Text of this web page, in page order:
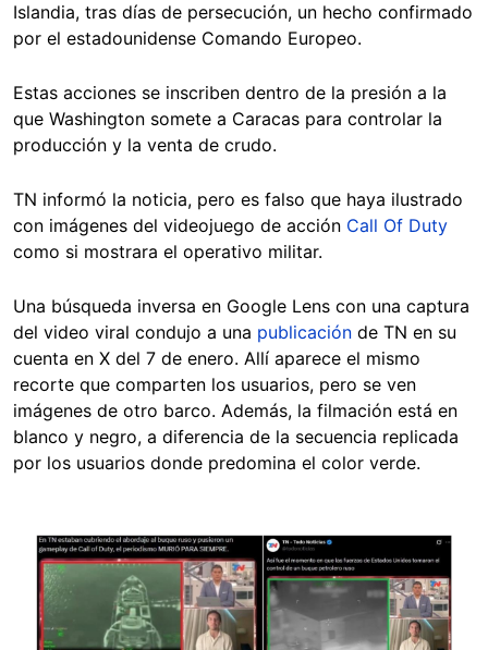
Islandia, tras días de persecución, un hecho confirmado
por el estadounidense Comando Europeo.
Estas acciones se inscriben dentro de la presión a la
que Washington somete a Caracas para controlar la
producción y la venta de crudo.
TN informó la noticia, pero es falso que haya ilustrado
con imágenes del videojuego de acción Call Of Duty
como si mostrara el operativo militar.
Una búsqueda inversa en Google Lens con una captura
del video viral condujo a una publicación de TN en su
cuenta en X del 7 de enero. Allí aparece el mismo
recorte que comparten los usuarios, pero se ven
imágenes de otro barco. Además, la filmación está en
blanco y negro, a diferencia de la secuencia replicada
por los usuarios donde predomina el color verde.
Image